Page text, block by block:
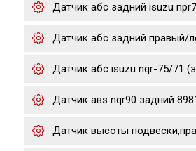
Датчик абс задний isuzu
Датчик абс задний правый/
Датчик абс isuzu nqr-75/71
Датчик авs nqr90 задний
Датчик высоты